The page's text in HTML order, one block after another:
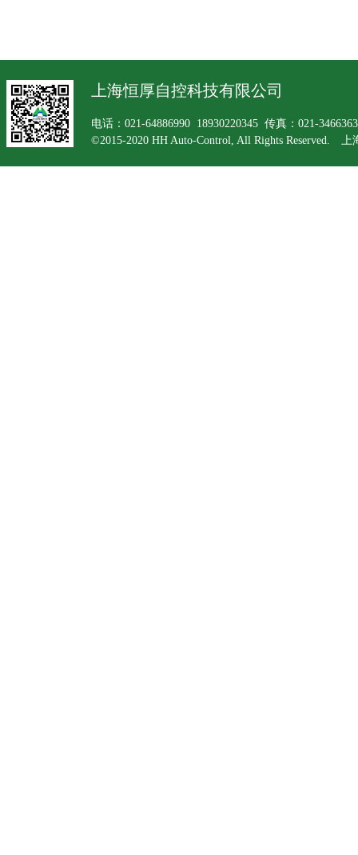
上海恒厚自控科技有限公司
电话：021-64886990 18930220345 传真：021-
©2015-2020 HH Auto-Control, All Rights Reserved.